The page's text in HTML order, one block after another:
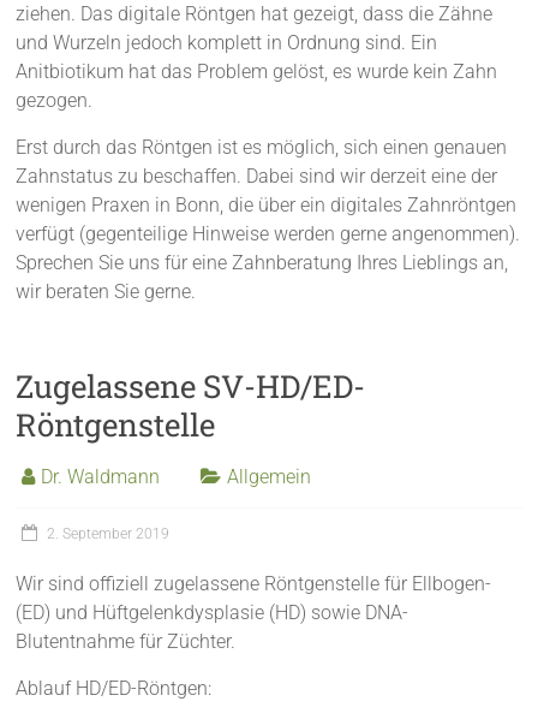
ziehen. Das digitale Röntgen hat gezeigt, dass die Zähne
und Wurzeln jedoch komplett in Ordnung sind. Ein
Anitbiotikum hat das Problem gelöst, es wurde kein Zahn
gezogen.
Erst durch das Röntgen ist es möglich, sich einen genauen
Zahnstatus zu beschaffen. Dabei sind wir derzeit eine der
wenigen Praxen in Bonn, die über ein digitales Zahnröntgen
verfügt (gegenteilige Hinweise werden gerne angenommen).
Sprechen Sie uns für eine Zahnberatung Ihres Lieblings an,
wir beraten Sie gerne.
Zugelassene SV-HD/ED-
Röntgenstelle
Dr. Waldmann Allgemein
2. September 2019
Wir sind offiziell zugelassene Röntgenstelle für Ellbogen-
(ED) und Hüftgelenkdysplasie (HD) sowie DNA-
Blutentnahme für Züchter.
Ablauf HD/ED-Röntgen: